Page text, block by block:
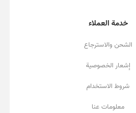
خدمة العملاء
الشحن والاسترجاع
إشعار الخصوصية
شروط الاستخدام
معلومات عنا